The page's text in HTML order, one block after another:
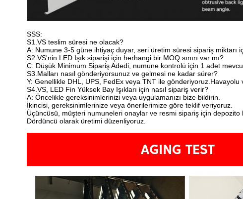
SSS:
S1.VS teslim süresi ne olacak?
A: Numune 3-5 güne ihtiyaç duyar, seri üretim süresi sipariş miktarı
S2.VS'nin LED Işık siparişi için herhangi bir MOQ sınırı var mı?
C: Düşük Minimum Sipariş Adedi, numune kontrolü için 1 adet
S3.Malları nasıl gönderiyorsunuz ve gelmesi ne kadar sürer?
Y: Genellikle DHL, UPS, FedEx veya TNT ile gönderiyoruz.Havayolu
S4.VS, LED Fin Yüksek Bay Işıkları için nasıl sipariş verir?
A: Öncelikle gereksinimlerinizi veya uygulamanızı bize bildirin.
İkincisi, gereksinimlerinize veya önerilerimize göre teklif veriyoruz.
Üçüncüsü, müşteri numuneleri onaylar ve resmi sipariş için depozito
Dördüncü olarak üretimi düzenliyoruz.